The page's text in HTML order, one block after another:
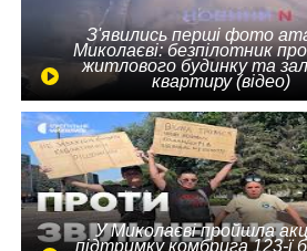
З'явились перші фото
Миколаєві: безпілотник
житлового будинку та
квартиру (відео)
У Миколаєві пройшла
підтримку комбрига 123-ї